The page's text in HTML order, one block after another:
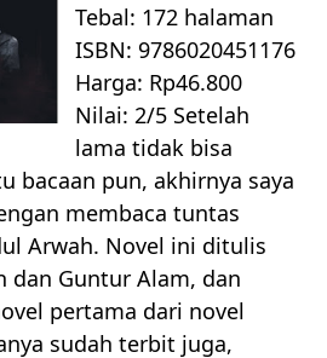
Tebal: 172 halaman
ISBN: 9786020451176
Harga: Rp46.800
Nilai: 2/5 Setelah
lama tidak bisa
bacaan pun, akhirnya saya
membaca tuntas
Arwah. Novel ini ditulis
dan Guntur Alam, dan
pertama dari novel
sudah terbit juga,